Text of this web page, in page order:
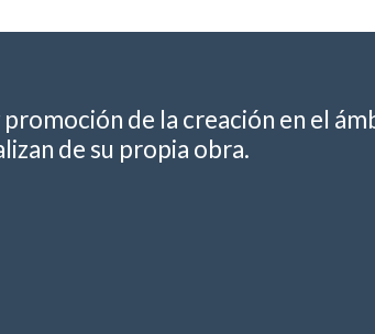
de la creación en el
de su propia obra.